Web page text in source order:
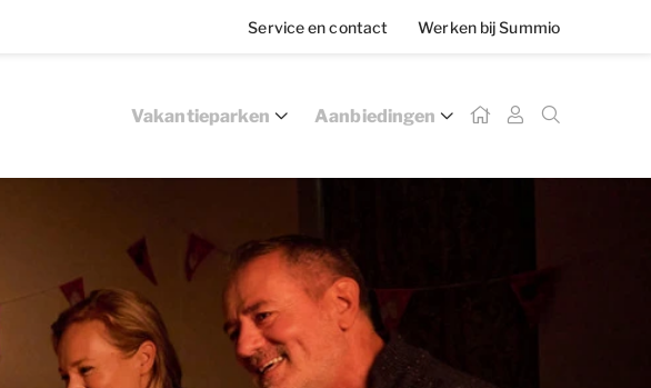
Service en contact Werken bij Summio
Vakantieparken Aanbiedingen